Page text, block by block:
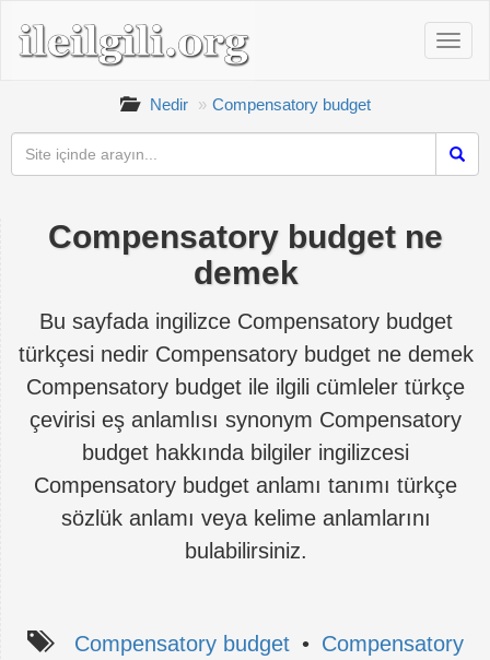
Nedir Compensatory budget
Compensatory budget ne
demek
Bu sayfada ingilizce Compensatory budget
türkçesi nedir Compensatory budget ne demek
Compensatory budget ile ilgili cümleler türkçe
çevirisi eş anlamlısı synonym Compensatory
budget hakkında bilgiler ingilizcesi
Compensatory budget anlamı tanımı türkçe
sözlük anlamı veya kelime anlamlarını
bulabilirsiniz.
Compensatory budget • Compensatory